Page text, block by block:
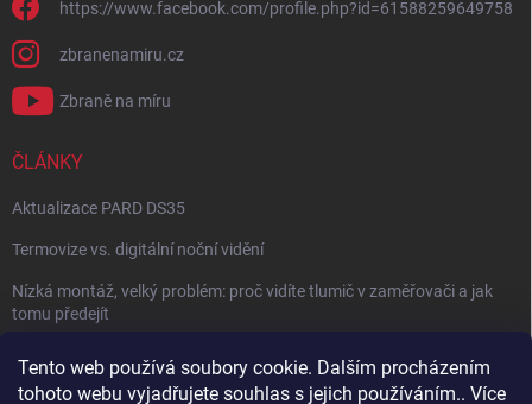
Tento web používá soubory cookie. Dalším procházením
tohoto webu vyjadřujete souhlas s jejich používáním.. Více
https://www.facebook.com/profile.php?id=61588259649758
zbranenamiru.cz
Zbraně na míru
ČLÁNKY
Aktualizace PARD DS35
Termovize vs. digitální noční vidění
Nízká montáž, velký problém: proč vidíte tlumič v zaměřovači a jak
tomu předejít